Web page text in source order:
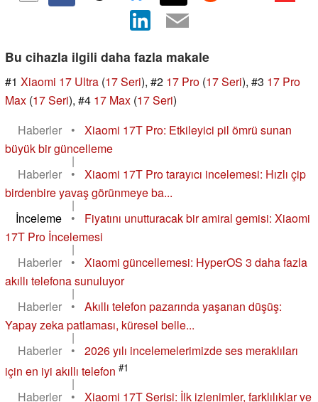
Bu cihazla ilgili daha fazla makale
#1 Xiaomi 17 Ultra (17 Seri), #2 17 Pro (17 Seri), #3 17 Pro
Max (17 Seri), #4 17 Max (17 Seri)
Haberler
•
Xiaomi 17T Pro: Etkileyici pil ömrü sunan
büyük bir güncelleme
|
Haberler
•
Xiaomi 17T Pro tarayıcı incelemesi: Hızlı çip
birdenbire yavaş görünmeye ba...
|
İnceleme
•
Fiyatını unutturacak bir amiral gemisi: Xiaomi
17T Pro İncelemesi
|
Haberler
•
Xiaomi güncellemesi: HyperOS 3 daha fazla
akıllı telefona sunuluyor
|
Haberler
•
Akıllı telefon pazarında yaşanan düşüş:
Yapay zeka patlaması, küresel belle...
|
Haberler
•
2026 yılı incelemelerimizde ses meraklıları
için en iyi akıllı telefon #1
|
Haberler
•
Xiaomi 17T Serisi: İlk izlenimler, farklılıklar ve